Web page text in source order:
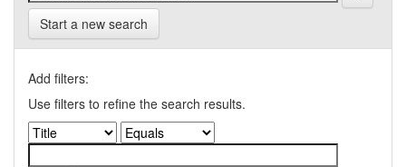
Start a new search
Add filters:
Use filters to refine the search results.